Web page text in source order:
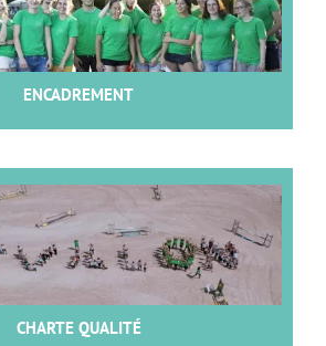
ENCADREMENT
CHARTE QUALITÉ